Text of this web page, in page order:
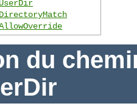
UserDir
DirectoryMatch
du